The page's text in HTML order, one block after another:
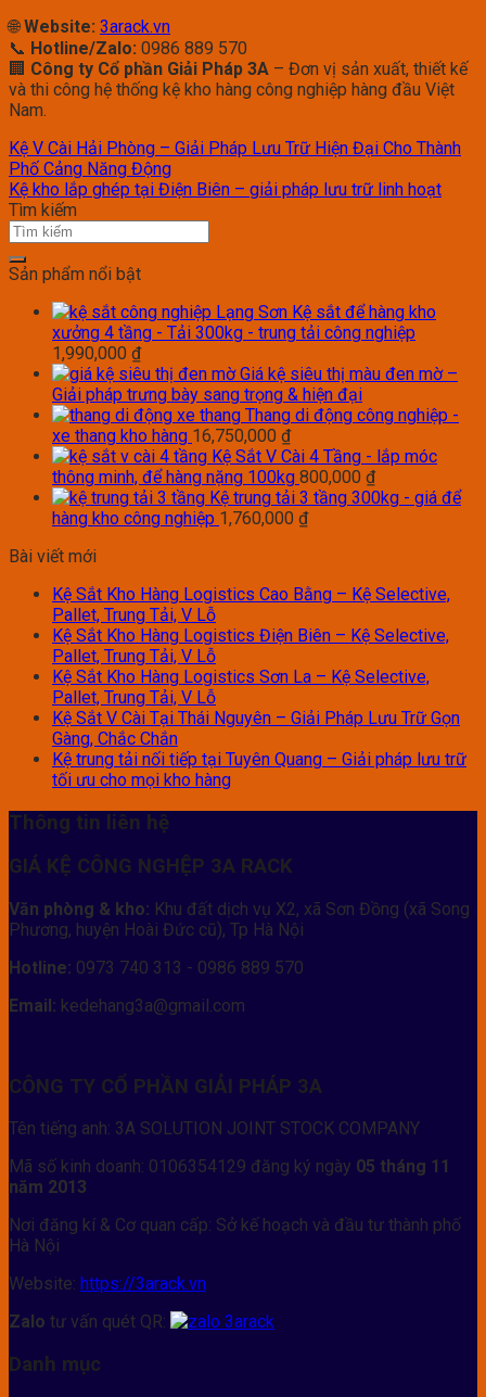
🌐Website: 3arack.vn
📞 Hotline/Zalo: 0986 889 570
🏢 Công ty Cổ phần Giải Pháp 3A – Đơn vị sản xuất, thiết kế
và thi công hệ thống kệ kho hàng công nghiệp hàng đầu Việt
Nam.
Kệ V Cài Hải Phòng – Giải Pháp Lưu Trữ Hiện Đại Cho Thành
Phố Cảng Năng Động
Kệ kho lắp ghép tại Điện Biên – giải pháp lưu trữ linh hoạt
Tìm kiếm
Sản phẩm nổi bật
Kệ sắt để hàng kho
xưởng 4 tầng - Tải 300kg - trung tải công nghiệp
1,990,000 ₫
Giá kệ siêu thị màu đen mờ –
Giải pháp trưng bày sang trọng & hiện đại
Thang di động công nghiệp -
xe thang kho hàng 16,750,000 ₫
Kệ Sắt V Cài 4 Tầng - lắp móc
thông minh, để hàng nặng 100kg 800,000 ₫
Kệ trung tải 3 tầng 300kg - giá để
hàng kho công nghiệp 1,760,000 ₫
Bài viết mới
Kệ Sắt Kho Hàng Logistics Cao Bằng – Kệ Selective,
Pallet, Trung Tải, V Lỗ
Kệ Sắt Kho Hàng Logistics Điện Biên – Kệ Selective,
Pallet, Trung Tải, V Lỗ
Kệ Sắt Kho Hàng Logistics Sơn La – Kệ Selective,
Pallet, Trung Tải, V Lỗ
Kệ Sắt V Cài Tại Thái Nguyên – Giải Pháp Lưu Trữ Gọn
Gàng, Chắc Chắn
Kệ trung tải nối tiếp tại Tuyên Quang – Giải pháp lưu trữ
tối ưu cho mọi kho hàng
Thông tin liên hệ
GIÁ KỆ CÔNG NGHỆP 3A RACK
Văn phòng & kho: Khu đất dịch vụ X2, xã Sơn Đồng (xã Song
Phương, huyện Hoài Đức cũ), Tp Hà Nội
Hotline: 0973 740 313 - 0986 889 570
Email: kedehang3a@gmail.com
CÔNG TY CỔ PHẦN GIẢI PHÁP 3A
Tên tiếng anh: 3A SOLUTION JOINT STOCK COMPANY
Mã số kinh doanh: 0106354129 đăng ký ngày 05 tháng 11
năm 2013
Nơi đăng kí & Cơ quan cấp: Sở kế hoạch và đầu tư thành phố
Hà Nội
Website: https://3arack.vn
Zalo tư vấn quét QR:
Danh mục